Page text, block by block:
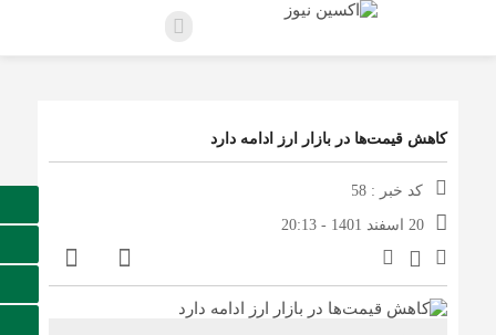
کاهش قیمت‌ها در بازار ارز ادامه دارد
کد خبر : 58
20 اسفند 1401 - 20:13